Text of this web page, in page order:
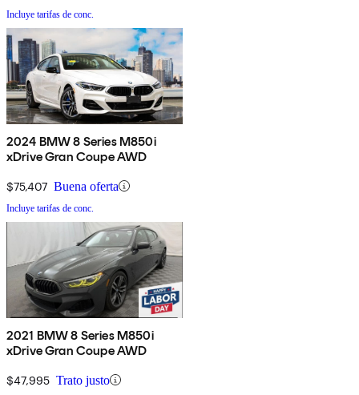
Incluye tarifas de conc.
2024 BMW 8 Series M850i
xDrive Gran Coupe AWD
$75,407 Buena oferta
Incluye tarifas de conc.
2021 BMW 8 Series M850i
xDrive Gran Coupe AWD
$47,995 Trato justo